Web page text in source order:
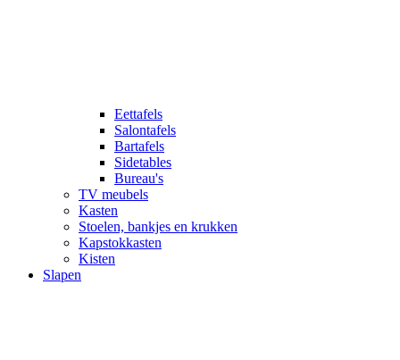
Eettafels
Salontafels
Bartafels
Sidetables
Bureau's
TV meubels
Kasten
Stoelen, bankjes en krukken
Kapstokkasten
Kisten
Slapen